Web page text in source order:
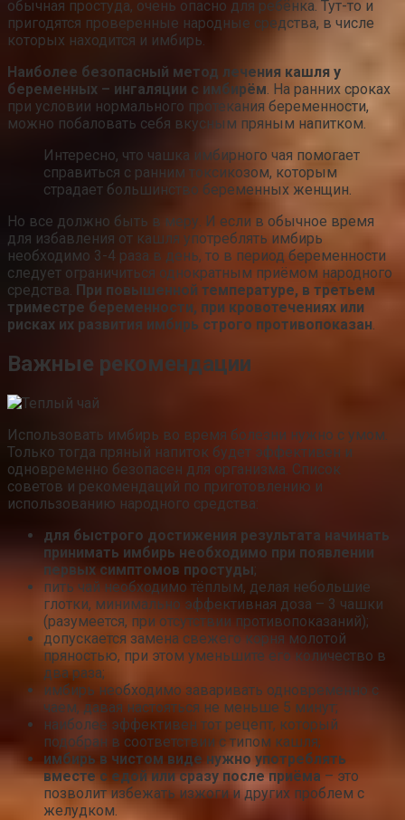
обычная простуда, очень опасно для ребёнка. Тут-то и
пригодятся проверенные народные средства, в числе
которых находится и имбирь.
Наиболее безопасный метод лечения кашля у
беременных – ингаляции с имбирём. На ранних сроках
при условии нормального протекания беременности,
можно побаловать себя вкусным пряным напитком.
Интересно, что чашка имбирного чая помогает
справиться с ранним токсикозом, которым
страдает большинство беременных женщин.
Но все должно быть в меру. И если в обычное время
для избавления от кашля употреблять имбирь
необходимо 3-4 раза в день, то в период беременности
следует ограничиться однократным приёмом народного
средства. При повышенной температуре, в третьем
триместре беременности, при кровотечениях или
рисках их развития имбирь строго противопоказан.
Важные рекомендации
Использовать имбирь во время болезни нужно с умом.
Только тогда пряный напиток будет эффективен и
одновременно безопасен для организма. Список
советов и рекомендаций по приготовлению и
использованию народного средства:
для быстрого достижения результата начинать
принимать имбирь необходимо при появлении
первых симптомов простуды;
пить чай необходимо тёплым, делая небольшие
глотки, минимально эффективная доза – 3 чашки
(разумеется, при отсутствии противопоказаний);
допускается замена свежего корня молотой
пряностью, при этом уменьшите его количество в
два раза;
имбирь необходимо заваривать одновременно с
чаем, давая настояться не меньше 5 минут;
наиболее эффективен тот рецепт, который
подобран в соответствии с типом кашля;
имбирь в чистом виде нужно употреблять
вместе с едой или сразу после приёма – это
позволит избежать изжоги и других проблем с
желудком.